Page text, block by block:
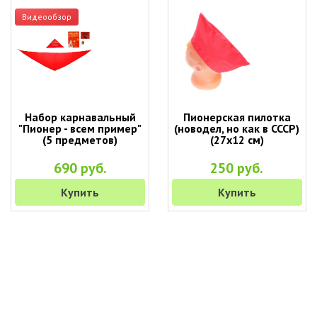
Видеообзор
Набор карнавальный
"Пионер - всем пример"
(5 предметов)
690 руб.
Купить
Пионерская пилотка
(новодел, но как в СССР)
(27х12 см)
250 руб.
Купить